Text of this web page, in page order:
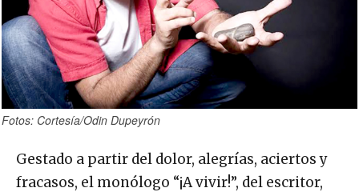
Fotos: Cortesía/Odin Dupeyrón
Gestado a partir del dolor, alegrías, aciertos y
fracasos, el monólogo “¡A vivir!”, del escritor,